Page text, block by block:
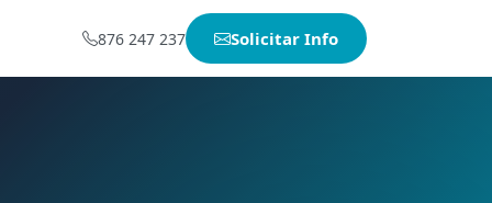
876 247 237 Solicitar Info